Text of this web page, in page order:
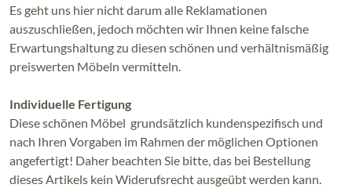
Es geht uns hier nicht darum alle Reklamationen
auszuschließen, jedoch möchten wir Ihnen keine falsche
Erwartungshaltung zu diesen schönen und verhältnismäßig
preiswerten Möbeln vermitteln.
Individuelle Fertigung
Diese schönen Möbel grundsätzlich kundenspezifisch und
nach Ihren Vorgaben im Rahmen der möglichen Optionen
angefertigt! Daher beachten Sie bitte, das bei Bestellung
dieses Artikels kein Widerufsrecht ausgeübt werden kann.